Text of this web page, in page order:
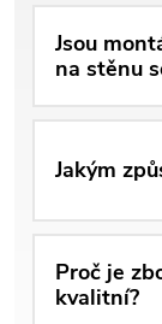
Jsou
na stěnu
Jakým
Proč je
kvalitní?